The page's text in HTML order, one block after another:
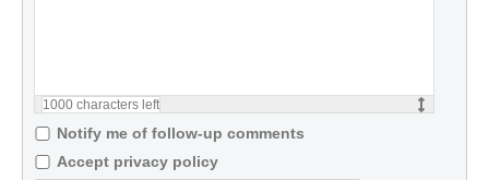
1000 characters left
Notify me of follow-up comments
Accept privacy policy